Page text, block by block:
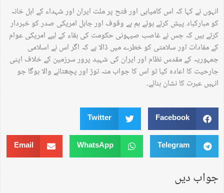
انہوں نے کہا کہ اس کامیابی اور فتح پر ملت ایران اور شہداء کے اہل خانہ
کو مبارکباد پیش کرتے ہوئے ہم بے وقوف اور جاہل امریکی صدر کو خبردار
کرتے ہیں کہ جس نے غاصب صیہونی حکومت کی بقاء کے لیے امریکی عوام
کے مفادات اور سلامتی کو خطرے میں ڈالا ہے کہ اگر اس نے اسلامی
جمہوریہ کے مقدس نظام اور ایران کی شہید پرور سرزمین کے خلاف اپنی
جارحیت کا اعادہ کیا تو اس کا جواب منہ توڑ اور پچھتانے والا ہوگا جو
انہیں عبرت کا نشان بنائے۔
Facebook
Twitter
Telegram
WhatsApp
Email
جواب دیں